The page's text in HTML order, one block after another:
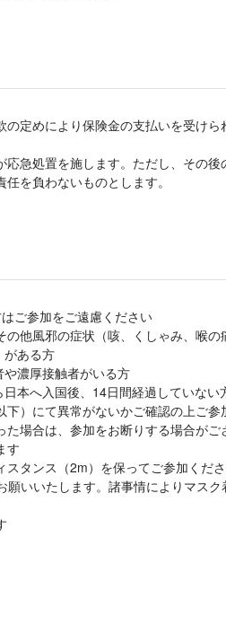
定めにより保険金の支払いを受け
急処置を施します。ただし、その
を負わないものとします。
ご参加をご遠慮ください
他風邪の症状（咳、くしゃみ、喉の
がある方
濃厚接触者がいる方
本へ入国後、14日間経過していない
）にて異常がないかご確認の上ご参
場合は、参加をお断りする場合がご
す
タンス（2m）を保ってご参加くだ
いいたします。諸事情によりマス